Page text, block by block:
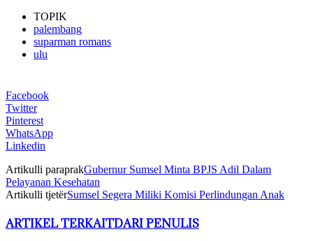
TOPIK
palembang
suparman romans
ulu
Facebook
Twitter
Pinterest
WhatsApp
Linkedin
Artikulli paraprakGubernur Sumsel Minta BPJS Adil Dalam
Pelayanan Kesehatan
Artikulli tjetërSumsel Segera Miliki Komisi Perlindungan Anak
ARTIKEL TERKAITDARI PENULIS